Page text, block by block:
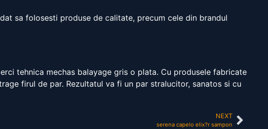
sa folosesti produse de calitate, precum cele din brandul
tehnica mechas balayage gris o plata. Cu produsele fabricate
firul de par. Rezultatul va fi un par stralucitor, sanatos si cu
NEXT
serena capelo elix?r sampon